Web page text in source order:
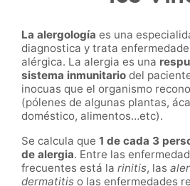
La alergología es una
diagnostica y trata
alérgica. La alergia es una
sistema inmunitario del
inocuas que el organismo
(pólenes de algunas plantas,
doméstico, alimentos…etc).
Se calcula que 1 de cada 3
de alergia. Entre las
frecuentes está la rinitis, las
dermatitis o las enfermedades